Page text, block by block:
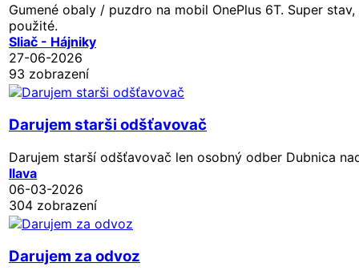
Gumené obaly / puzdro na mobil OnePlus 6T. Super
použité.
Sliač - Hájniky
27-06-2026
93 zobrazení
Darujem starši odšťavovač
Darujem starší odšťavovač len osobný odber Dubnica
Ilava
06-03-2026
304 zobrazení
Darujem za odvoz